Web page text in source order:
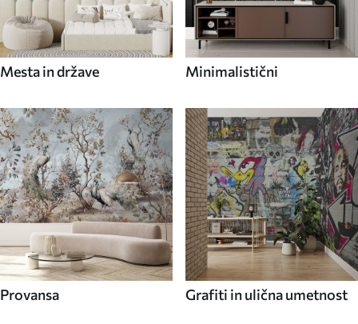
Mesta in države Minimalistični
Provansa Grafiti in ulična umetnost